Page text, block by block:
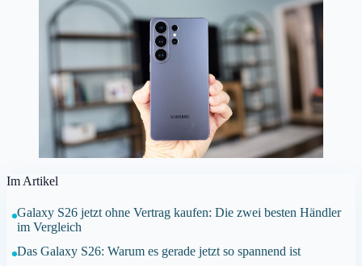
Im Artikel
Galaxy S26 jetzt ohne Vertrag kaufen: Die zwei besten Händler
im Vergleich
Das Galaxy S26: Warum es gerade jetzt so spannend ist